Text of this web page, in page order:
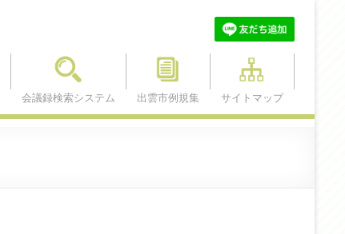
会議録検索システム 出雲市例規集 サイトマップ